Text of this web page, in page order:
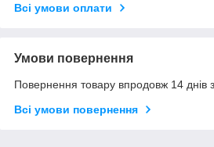
Всі умови оплати
Умови повернення
Повернення товару впродовж 14 днів
Всі умови повернення